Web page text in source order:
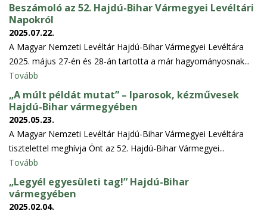
Beszámoló az 52. Hajdú-Bihar Vármegyei Levéltári
Napokról
2025.07.22.
A Magyar Nemzeti Levéltár Hajdú-Bihar Vármegyei Levéltára
2025. május 27-én és 28-án tartotta a már hagyományosnak...
Tovább
„A múlt példát mutat” – Iparosok, kézművesek
Hajdú-Bihar vármegyében
2025.05.23.
A Magyar Nemzeti Levéltár Hajdú-Bihar Vármegyei Levéltára
tisztelettel meghívja Önt az 52. Hajdú-Bihar Vármegyei...
Tovább
„Legyél egyesületi tag!” Hajdú-Bihar
vármegyében
2025.02.04.